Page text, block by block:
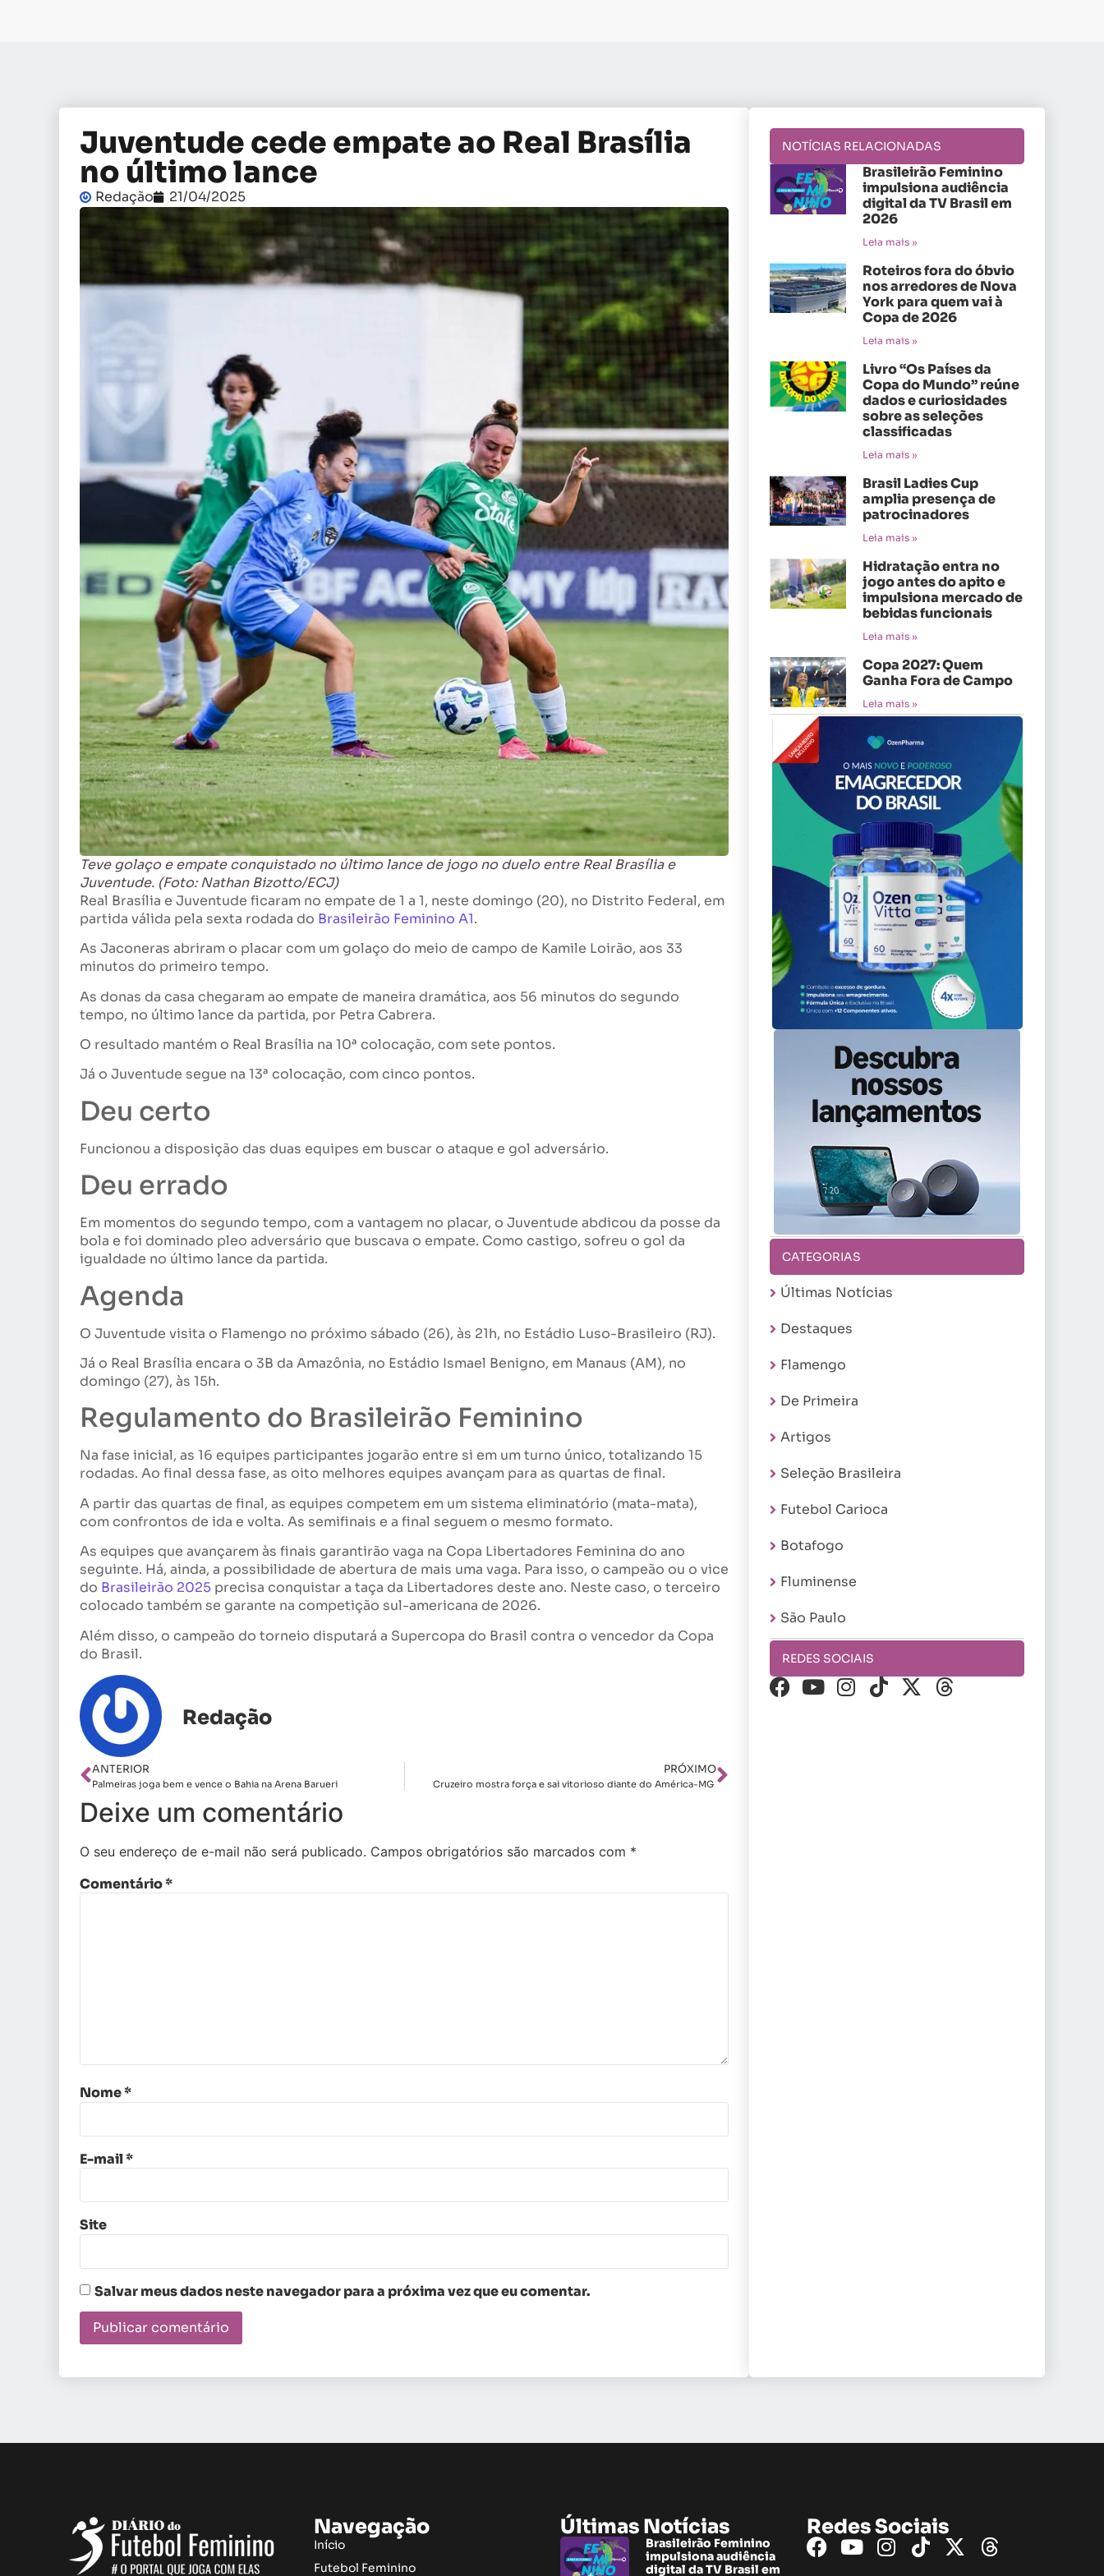
Juventude cede empate ao Real Brasília
no último lance
Redação 21/04/2025
Teve golaço e empate conquistado no último lance de jogo no duelo entre Real Brasília e
Juventude. (Foto: Nathan Bizotto/ECJ)
Real Brasília e Juventude ficaram no empate de 1 a 1, neste domingo (20), no Distrito Federal, em
partida válida pela sexta rodada do Brasileirão Feminino A1.
As Jaconeras abriram o placar com um golaço do meio de campo de Kamile Loirão, aos 33
minutos do primeiro tempo.
As donas da casa chegaram ao empate de maneira dramática, aos 56 minutos do segundo
tempo, no último lance da partida, por Petra Cabrera.
O resultado mantém o Real Brasília na 10ª colocação, com sete pontos.
Já o Juventude segue na 13ª colocação, com cinco pontos.
Deu certo
Funcionou a disposição das duas equipes em buscar o ataque e gol adversário.
Deu errado
Em momentos do segundo tempo, com a vantagem no placar, o Juventude abdicou da posse da
bola e foi dominado pleo adversário que buscava o empate. Como castigo, sofreu o gol da
igualdade no último lance da partida.
Agenda
O Juventude visita o Flamengo no próximo sábado (26), às 21h, no Estádio Luso-Brasileiro (RJ).
Já o Real Brasília encara o 3B da Amazônia, no Estádio Ismael Benigno, em Manaus (AM), no
domingo (27), às 15h.
Regulamento do Brasileirão Feminino
Na fase inicial, as 16 equipes participantes jogarão entre si em um turno único, totalizando 15
rodadas. Ao final dessa fase, as oito melhores equipes avançam para as quartas de final.
A partir das quartas de final, as equipes competem em um sistema eliminatório (mata-mata),
com confrontos de ida e volta. As semifinais e a final seguem o mesmo formato.
As equipes que avançarem às finais garantirão vaga na Copa Libertadores Feminina do ano
seguinte. Há, ainda, a possibilidade de abertura de mais uma vaga. Para isso, o campeão ou o vice
do Brasileirão 2025 precisa conquistar a taça da Libertadores deste ano. Neste caso, o terceiro
colocado também se garante na competição sul-americana de 2026.
Além disso, o campeão do torneio disputará a Supercopa do Brasil contra o vencedor da Copa
do Brasil.
Redação
ANTERIOR
Palmeiras joga bem e vence o Bahia na Arena Barueri
PRÓXIMO
Cruzeiro mostra força e sai vitorioso diante do América-MG
Deixe um comentário
O seu endereço de e-mail não será publicado. Campos obrigatórios são marcados com *
Comentário*
Nome*
E-mail*
Site
Salvar meus dados neste navegador para a próxima vez que eu comentar.
NOTÍCIAS RELACIONADAS
Brasileirão Feminino
impulsiona audiência
digital da TV Brasil em
2026
Leia mais »
Roteiros fora do óbvio
nos arredores de Nova
York para quem vai à
Copa de 2026
Leia mais »
Livro “Os Países da
Copa do Mundo” reúne
dados e curiosidades
sobre as seleções
classificadas
Leia mais »
Brasil Ladies Cup
amplia presença de
patrocinadores
Leia mais »
Hidratação entra no
jogo antes do apito e
impulsiona mercado de
bebidas funcionais
Leia mais »
Copa 2027: Quem
Ganha Fora de Campo
Leia mais »
CATEGORIAS
Últimas Notícias
Destaques
Flamengo
De Primeira
Artigos
Seleção Brasileira
Futebol Carioca
Botafogo
Fluminense
São Paulo
REDES SOCIAIS
Navegação
Início
Futebol Feminino
Últimas Notícias
Brasileirão Feminino
impulsiona audiência
digital da TV Brasil em
Redes Sociais